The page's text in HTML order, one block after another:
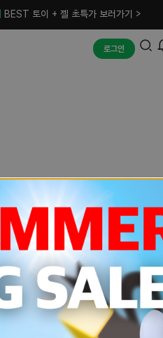
BEST 토이 + 젤 초특가 보러가기 >
로그인
예상치 못한 에러입니다.